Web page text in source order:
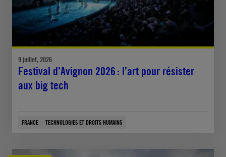
9 juillet, 2026
Festival d’Avignon 2026 : l’art pour résister
aux big tech
FRANCE TECHNOLOGIES ET DROITS HUMAINS